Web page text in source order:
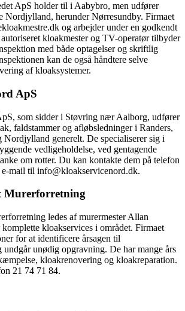
ApS holder til i Aabybro, men udfører
Nordjylland, herunder Nørresundby. Firmaet
og arbejder under en godkendt
kloakmester og TV-operatør tilbyder
med både optagelser og skriftlig
kan de også håndtere selve
af kloaksystemer.
ApS
som sidder i Støvring nær Aalborg, udfører
faldstammer og afløbsledninger i Randers,
generelt. De specialiserer sig i
vedligeholdelse, ved gentagende
om rotter. Du kan kontakte dem på telefon
mail til info@kloakservicenord.dk.
Murerforretning
ledes af murermester Allan
kloakservices i området. Firmaet
for at identificere årsagen til
undgår unødig opgravning. De har mange års
kloakrenovering og kloakreparation.
21 74 71 84.